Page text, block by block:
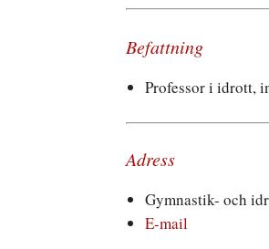
Befattning
Professor i idrott,
Adress
Gymnastik- och
E-mail